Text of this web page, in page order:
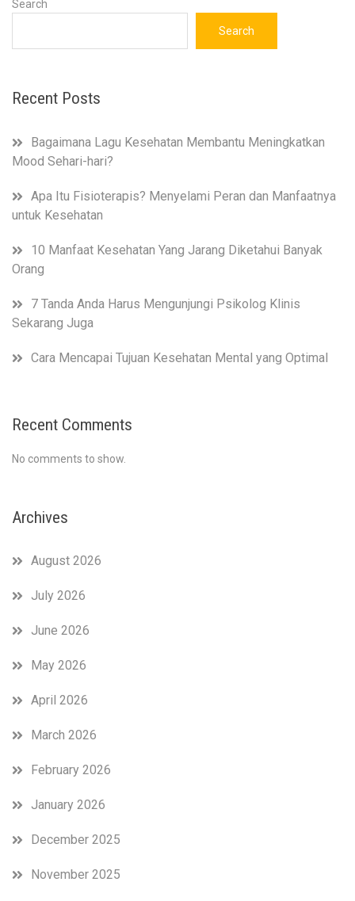
Search
Search
Recent Posts
Bagaimana Lagu Kesehatan Membantu Meningkatkan
Mood Sehari-hari?
Apa Itu Fisioterapis? Menyelami Peran dan Manfaatnya
untuk Kesehatan
10 Manfaat Kesehatan Yang Jarang Diketahui Banyak
Orang
7 Tanda Anda Harus Mengunjungi Psikolog Klinis
Sekarang Juga
Cara Mencapai Tujuan Kesehatan Mental yang Optimal
Recent Comments
No comments to show.
Archives
August 2026
July 2026
June 2026
May 2026
April 2026
March 2026
February 2026
January 2026
December 2025
November 2025